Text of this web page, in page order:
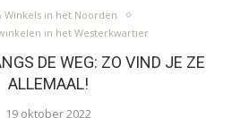
Winkels in het Noorden
in het Westerkwartier
DE WEG: ZO VIND JE ZE
ALLEMAAL!
19 oktober 2022